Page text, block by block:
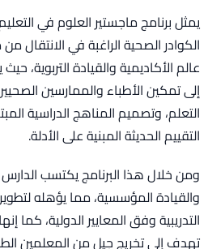
يمثل برنامج ماجستير العلوم في
الكوادر الصحية الراغبة في الانتقال
عالم الأكاديمية والقيادة
إلى تمكين الأطباء والممارسين
التعلم، وتصميم المناهج الدراسية
التقييم الحديثة المبنية على الأدلة.
ومن خلال هذا البرنامج يكتسب
والقيادة المؤسسية، مما يؤهله
التدريبية وفق المعايير الدولية، كما
تهدف إلى تخريج جيل من المعلمين